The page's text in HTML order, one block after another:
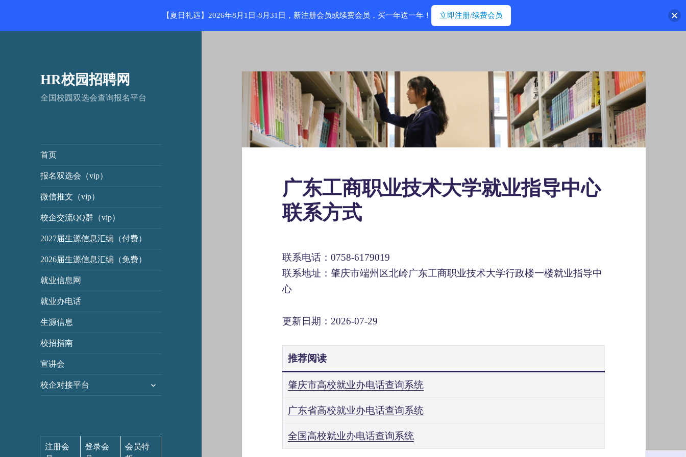
HR校园招聘网
全国校园双选会查询报名平台
首页
报名双选会（vip）
微信推文（vip）
校企交流QQ群（vip）
2027届生源信息汇编（付费）
2026届生源信息汇编（免费）
就业信息网
就业办电话
生源信息
校招指南
宣讲会
校企对接平台
注册会
登录会
会员特
广东工商职业技术大学就业指导中心
联系方式
联系电话：0758-6179019
联系地址：肇庆市端州区北岭广东工商职业技术大学行政楼一楼就业指导中
心
更新日期：2026-07-29
推荐阅读
肇庆市高校就业办电话查询系统
广东省高校就业办电话查询系统
全国高校就业办电话查询系统
【夏日礼遇】2026年8月1日-8月31日，新注册会员或续费会员，买一年送一年！ 立即注册/续费会员